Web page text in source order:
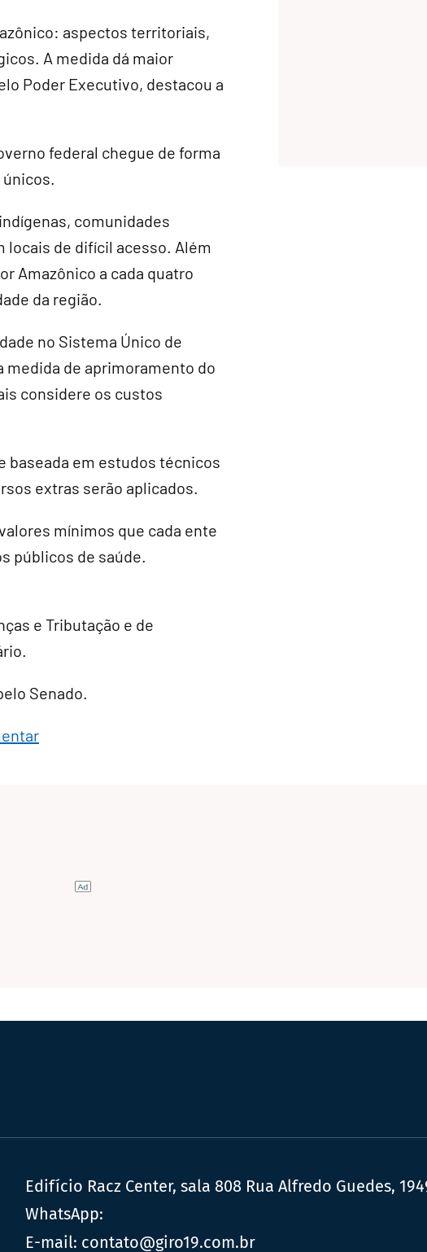
aspectos territoriais,
A medida dá maior
Poder Executivo, destacou a
federal chegue de forma
comunidades
de difícil acesso. Além
Amazônico a cada quatro
da região.
no Sistema Único de
medida de aprimoramento do
considere os custos
baseada em estudos técnicos
extras serão aplicados.
mínimos que cada ente
públicos de saúde.
e Tributação e de
Senado.
Edifício Racz Center, sala 808 Rua Alfredo Guedes,
WhatsApp:
E-mail: contato@giro19.com.br